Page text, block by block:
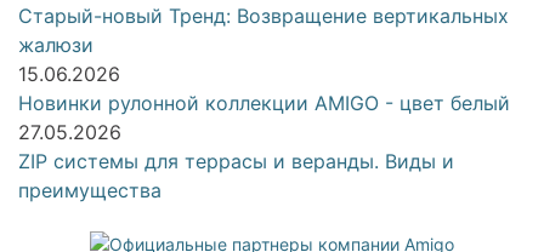
Старый-новый Тренд: Возвращение вертикальных
жалюзи
15.06.2026
Новинки рулонной коллекции AMIGO - цвет белый
27.05.2026
ZIP системы для террасы и веранды. Виды и
преимущества